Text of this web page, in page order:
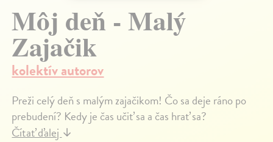
Môj deň - Malý
Zajačik
kolektív autorov
Preži celý deň s malým zajačikom! Čo sa deje ráno po
prebudení? Kedy je čas učiť sa a čas hrať sa?
Čítať ďalej ↓